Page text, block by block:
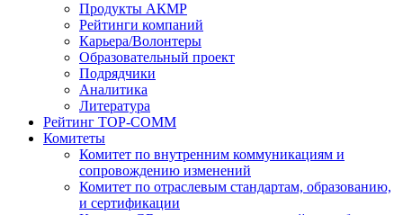
Продукты АКМР
Рейтинги компаний
Карьера/Волонтеры
Образовательный проект
Подрядчики
Аналитика
Литература
Рейтинг TOP-COMM
Комитеты
Комитет по внутренним коммуникациям и
сопровождению изменений
Комитет по отраслевым стандартам, образованию,
и сертификации